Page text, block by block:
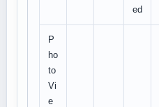
ed
P
ho
to
Vi
e